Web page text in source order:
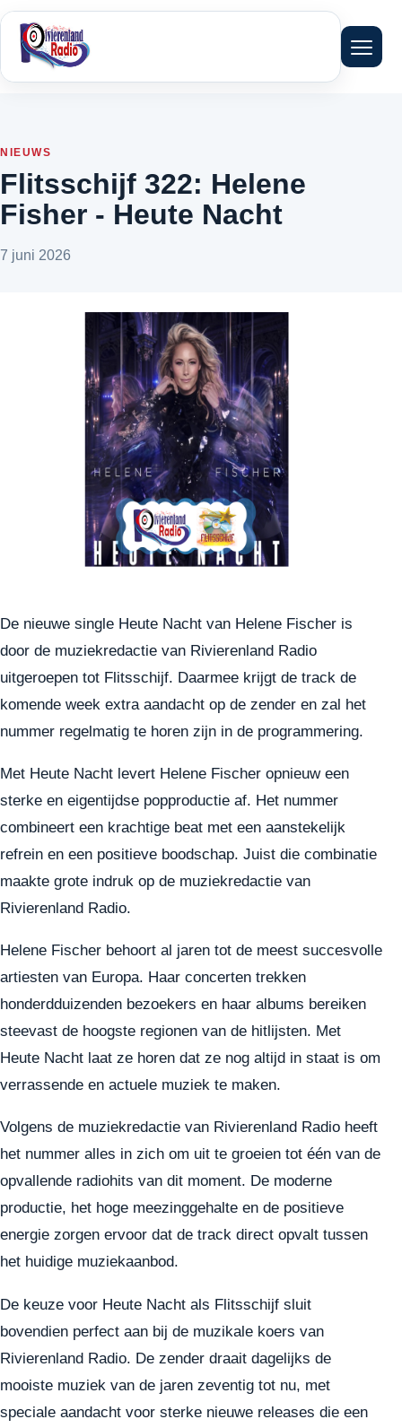
Menu
NIEUWS
Flitsschijf 322: Helene
Fisher - Heute Nacht
7 juni 2026
De nieuwe single Heute Nacht van Helene Fischer is
door de muziekredactie van Rivierenland Radio
uitgeroepen tot Flitsschijf. Daarmee krijgt de track de
komende week extra aandacht op de zender en zal het
nummer regelmatig te horen zijn in de programmering.
Met Heute Nacht levert Helene Fischer opnieuw een
sterke en eigentijdse popproductie af. Het nummer
combineert een krachtige beat met een aanstekelijk
refrein en een positieve boodschap. Juist die combinatie
maakte grote indruk op de muziekredactie van
Rivierenland Radio.
Helene Fischer behoort al jaren tot de meest succesvolle
artiesten van Europa. Haar concerten trekken
honderdduizenden bezoekers en haar albums bereiken
steevast de hoogste regionen van de hitlijsten. Met
Heute Nacht laat ze horen dat ze nog altijd in staat is om
verrassende en actuele muziek te maken.
Volgens de muziekredactie van Rivierenland Radio heeft
het nummer alles in zich om uit te groeien tot één van de
opvallende radiohits van dit moment. De moderne
productie, het hoge meezinggehalte en de positieve
energie zorgen ervoor dat de track direct opvalt tussen
het huidige muziekaanbod.
De keuze voor Heute Nacht als Flitsschijf sluit
bovendien perfect aan bij de muzikale koers van
Rivierenland Radio. De zender draait dagelijks de
mooiste muziek van de jaren zeventig tot nu, met
speciale aandacht voor sterke nieuwe releases die een